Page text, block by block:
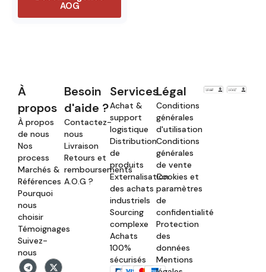
AOG
À
propos
À propos
de nous
Nos
process
Marchés &
Références
Pourquoi
nous
choisir
Témoignages
Suivez-
nous
Besoin
d'aide ?
Contactez-
nous
Livraison
Retours et
remboursements
A.O.G ?
Services
Achat &
support
logistique
Distribution
de
produits
Externalisation
des achats
industriels
Sourcing
complexe
Achats
100%
sécurisés
Légal
Conditions
générales
d'utilisation
Conditions
générales
de vente
Cookies et
paramètres
de
confidentialité
Protection
des
données
Mentions